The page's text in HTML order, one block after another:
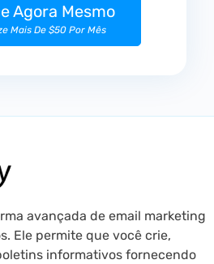
Agora Mesmo
Mais De $50 Por Mês
avançada de email marketing
Ele permite que você crie,
informativos fornecendo